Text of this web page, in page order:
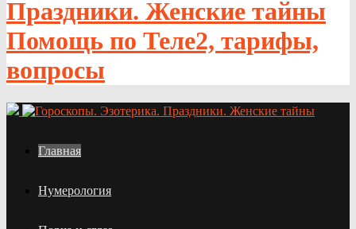
Помощь по Теле2, тарифы,
вопросы
Главная
Нумерология